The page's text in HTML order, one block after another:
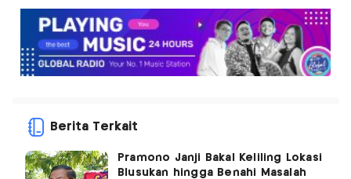
Berita Terkait
Pramono Janji Bakal Keliling Lokasi
Blusukan hingga Benahi Masalah